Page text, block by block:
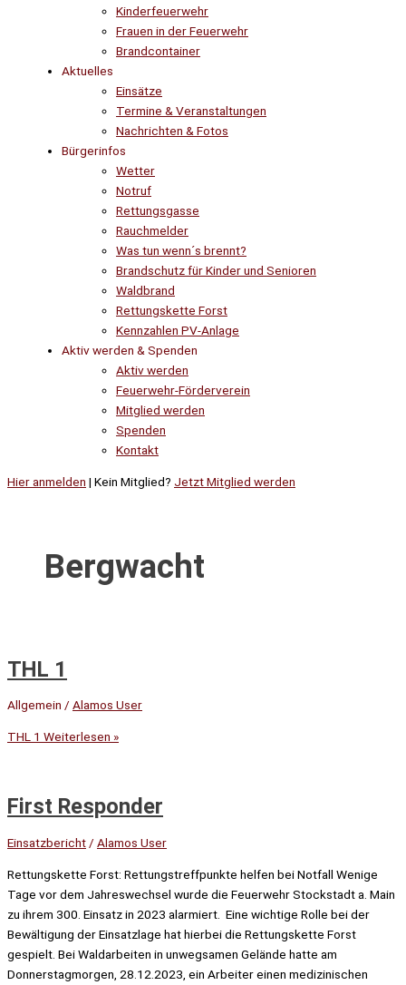
Kinderfeuerwehr
Frauen in der Feuerwehr
Brandcontainer
Aktuelles
Einsätze
Termine & Veranstaltungen
Nachrichten & Fotos
Bürgerinfos
Wetter
Notruf
Rettungsgasse
Rauchmelder
Was tun wenn´s brennt?
Brandschutz für Kinder und Senioren
Waldbrand
Rettungskette Forst
Kennzahlen PV-Anlage
Aktiv werden & Spenden
Aktiv werden
Feuerwehr-Förderverein
Mitglied werden
Spenden
Kontakt
Hier anmelden | Kein Mitglied? Jetzt Mitglied werden
Bergwacht
THL 1
Allgemein / Alamos User
THL 1 Weiterlesen »
First Responder
Einsatzbericht / Alamos User
Rettungskette Forst: Rettungstreffpunkte helfen bei Notfall Wenige
Tage vor dem Jahreswechsel wurde die Feuerwehr Stockstadt a. Main
zu ihrem 300. Einsatz in 2023 alarmiert. Eine wichtige Rolle bei der
Bewältigung der Einsatzlage hat hierbei die Rettungskette Forst
gespielt. Bei Waldarbeiten in unwegsamen Gelände hatte am
Donnerstagmorgen, 28.12.2023, ein Arbeiter einen medizinischen